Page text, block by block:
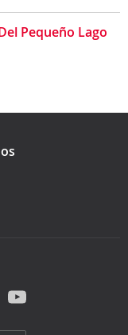
Pequeño Lago